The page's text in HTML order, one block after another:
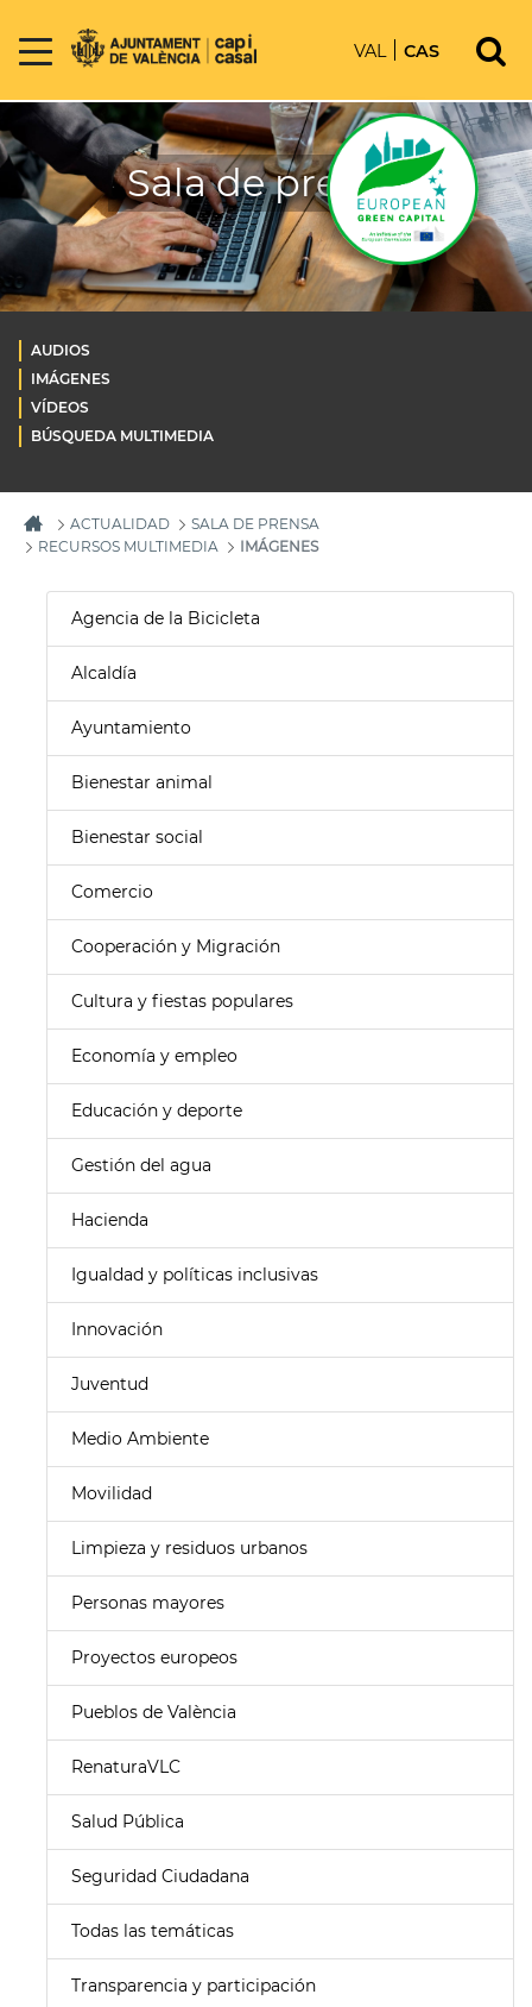
VAL CAS
Sala de prensa
AUDIOS
IMÁGENES
VÍDEOS
BÚSQUEDA MULTIMEDIA
ACTUALIDAD
SALA DE PRENSA
RECURSOS MULTIMEDIA
IMÁGENES
Agencia de la Bicicleta
Alcaldía
Ayuntamiento
Bienestar animal
Bienestar social
Comercio
Cooperación y Migración
Cultura y fiestas populares
Economía y empleo
Educación y deporte
Gestión del agua
Hacienda
Igualdad y políticas inclusivas
Innovación
Juventud
Medio Ambiente
Movilidad
Limpieza y residuos urbanos
Personas mayores
Proyectos europeos
Pueblos de València
RenaturaVLC
Salud Pública
Seguridad Ciudadana
Todas las temáticas
Transparencia y participación